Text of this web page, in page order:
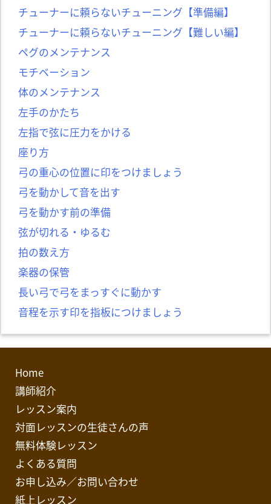
チューナーに頼らないチューニング【準備編】
チューナーに頼らないチューニング【難しい編】
ペグのメンテナンス
モチベーション
体のメンテナンス
左手のかたち
左指で弦に圧力をかける
座り方
弓の重心の位置に印をつけましょう
弓を動かして音を出す
弓を動かす前の準備
弦が切れる・ゆるむ
拍の数え方
楽器の保管
長い弓で弓をまっすぐに動かす
音程を示す印を指板につけましょう
Home
講師紹介
レッスン案内
対面レッスンの生徒さんの声
無料体験レッスン
よくある質問
お申し込み／お問い合わせ
紙上レッスン